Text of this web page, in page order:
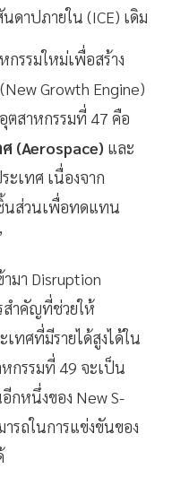
ดาปภายใน (ICE) เดิม
รรมใหม่เพื่อสร้าง
Growth Engine)
ตสาหกรรมที่ 47 คือ
(Aerospace) และ
เทศ เนื่องจาก
นส่วนเพื่อทดแทน
มา Disruption
สำคัญที่ช่วยให้
ทศที่มีรายได้สูงได้ใน
กรรมที่ 49 จะเป็น
กหนึ่งของ New S-
รถในการแข่งขันของ